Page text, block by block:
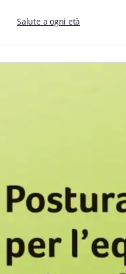
Salute a ogni età